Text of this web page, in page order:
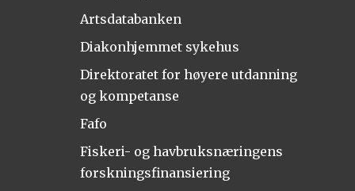
Artsdatabanken
Diakonhjemmet sykehus
Direktoratet for høyere utdanning
og kompetanse
Fafo
Fiskeri- og havbruksnæringens
forskningsfinansiering